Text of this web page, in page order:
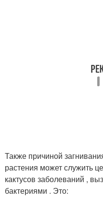
Также причиной
растения может служить
кактусов заболеваний ,
бактериями . Это: